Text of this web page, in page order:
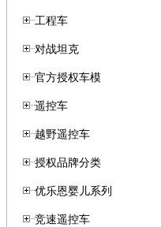
工程车
对战坦克
官方授权车模
遥控车
越野遥控车
授权品牌分类
优乐恩婴儿系列
竞速遥控车